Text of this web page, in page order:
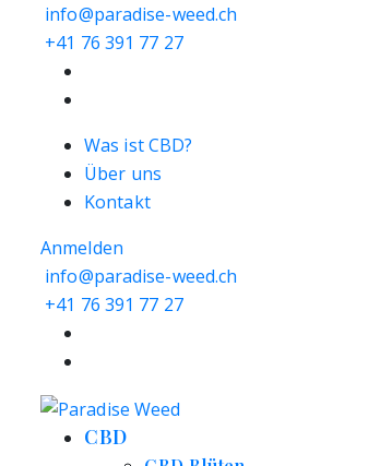
info@paradise-weed.ch
+41 76 391 77 27
Was ist CBD?
Über uns
Kontakt
Anmelden
info@paradise-weed.ch
+41 76 391 77 27
CBD